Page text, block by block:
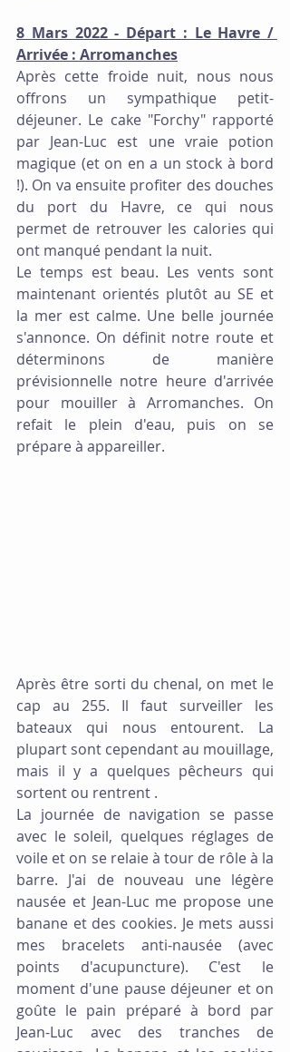
8 Mars 2022 - Départ : Le Havre /
Arrivée : Arromanches
Après cette froide nuit, nous nous
offrons un sympathique petit-
déjeuner. Le cake "Forchy" rapporté
par Jean-Luc est une vraie potion
magique (et on en a un stock à bord
!). On va ensuite profiter des douches
du port du Havre, ce qui nous
permet de retrouver les calories qui
ont manqué pendant la nuit.
Le temps est beau. Les vents sont
maintenant orientés plutôt au SE et
la mer est calme. Une belle journée
s'annonce. On définit notre route et
déterminons de manière
prévisionnelle notre heure d'arrivée
pour mouiller à Arromanches. On
refait le plein d'eau, puis on se
prépare à appareiller.
Après être sorti du chenal, on met le
cap au 255. Il faut surveiller les
bateaux qui nous entourent. La
plupart sont cependant au mouillage,
mais il y a quelques pêcheurs qui
sortent ou rentrent .
La journée de navigation se passe
avec le soleil, quelques réglages de
voile et on se relaie à tour de rôle à la
barre. J'ai de nouveau une légère
nausée et Jean-Luc me propose une
banane et des cookies. Je mets aussi
mes bracelets anti-nausée (avec
points d'acupuncture). C'est le
moment d'une pause déjeuner et on
goûte le pain préparé à bord par
Jean-Luc avec des tranches de